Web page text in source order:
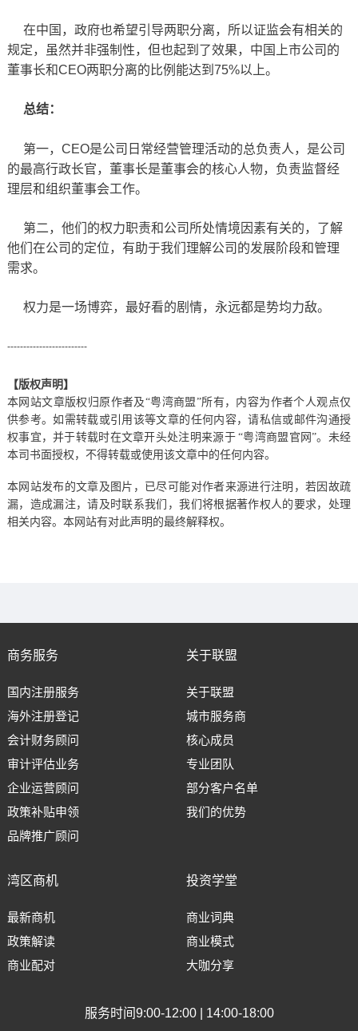
在中国，政府也希望引导两职分离，所以证监会有相关的
规定，虽然并非强制性，但也起到了效果，中国上市公司的
董事长和CEO两职分离的比例能达到75%以上。
总结：
第一，CEO是公司日常经营管理活动的总负责人，是公司
的最高行政长官，董事长是董事会的核心人物，负责监督经
理层和组织董事会工作。
第二，他们的权力职责和公司所处情境因素有关的，了解
他们在公司的定位，有助于我们理解公司的发展阶段和管理
需求。
权力是一场博弈，最好看的剧情，永远都是势均力敌。
-------------------------
【版权声明】
本网站文章版权归原作者及“粤湾商盟”所有，内容为作者个人观点仅
供参考。如需转载或引用该等文章的任何内容，请私信或邮件沟通授
权事宜，并于转载时在文章开头处注明来源于 “粤湾商盟官网”。未经
本司书面授权，不得转载或使用该文章中的任何内容。
本网站发布的文章及图片，已尽可能对作者来源进行注明，若因故疏
漏，造成漏注，请及时联系我们，我们将根据著作权人的要求，处理
相关内容。本网站有对此声明的最终解释权。
商务服务
国内注册服务
海外注册登记
会计财务顾问
审计评估业务
企业运营顾问
政策补贴申领
品牌推广顾问
关于联盟
关于联盟
城市服务商
核心成员
专业团队
部分客户名单
我们的优势
湾区商机
最新商机
政策解读
商业配对
投资学堂
商业词典
商业模式
大咖分享
服务时间9:00-12:00 | 14:00-18:00